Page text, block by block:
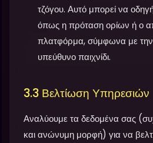
τζόγου. Αυτό μπορεί να
όπως η πρόταση ορίων ή ο
πλατφόρμα, σύμφωνα με την
υπεύθυνο παιχνίδι.
3.3 Βελτίωση Υπηρεσιών
Αναλύουμε τα δεδομένα σας
και ανώνυμη μορφή) για να